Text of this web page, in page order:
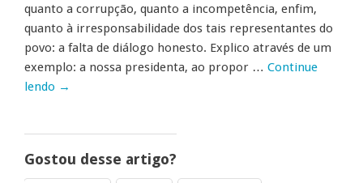
quanto a corrupção, quanto a incompetência, enfim,
quanto à irresponsabilidade dos tais representantes do
povo: a falta de diálogo honesto. Explico através de um
exemplo: a nossa presidenta, ao propor … Continue
lendo →
Gostou desse artigo?